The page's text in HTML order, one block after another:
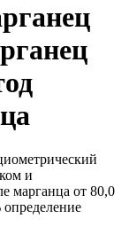
и
марганца от 80,0